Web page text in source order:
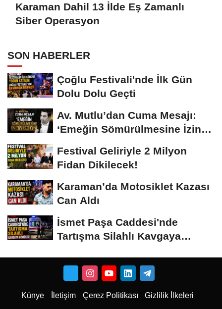
Karaman Dahil 13 İlde Eş Zamanlı
Siber Operasyon
SON HABERLER
Çoğlu Festivali'nde İlk Gün
Dolu Dolu Geçti
Av. Mutlu’dan Cuma Mesajı:
‘Emeğin Sömürülmesine İzin
Festival Geliriyle 2 Milyon
Fidan Dikilecek!
Karaman’da Motosiklet Kazası
Can Aldı
İsmet Paşa Caddesi'nde
Tartışma Silahlı Kavgaya
Künye İletişim Çerez Politikası Gizlilik İlkeleri